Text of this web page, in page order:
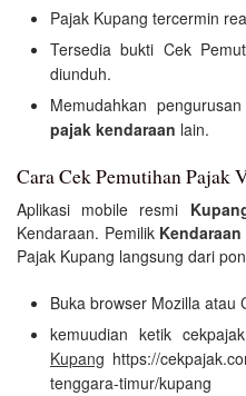
Pajak Kupang tercermin
Tersedia bukti Cek
diunduh.
Memudahkan
pajak kendaraan lain.
Cara Cek Pemutihan
Aplikasi mobile resmi
Kendaraan. Pemilik Kendaraan
Pajak Kupang langsung dari
Buka browser Mozilla atau
kemuudian ketik
Kupang https://
tenggara-timur/kupang